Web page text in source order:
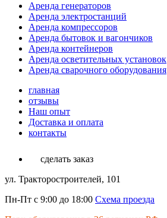
Аренда генераторов
Аренда электростанций
Аренда компрессоров
Аренда бытовок и вагончиков
Аренда контейнеров
Аренда осветительных установок
Аренда сварочного оборудования
главная
отзывы
Наш опыт
Доставка и оплата
контакты
сделать заказ
ул. Тракторостроителей, 101
Пн-Пт с 9:00 до 18:00 Схема проезда